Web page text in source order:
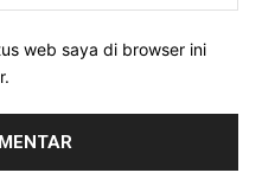
web saya di browser ini